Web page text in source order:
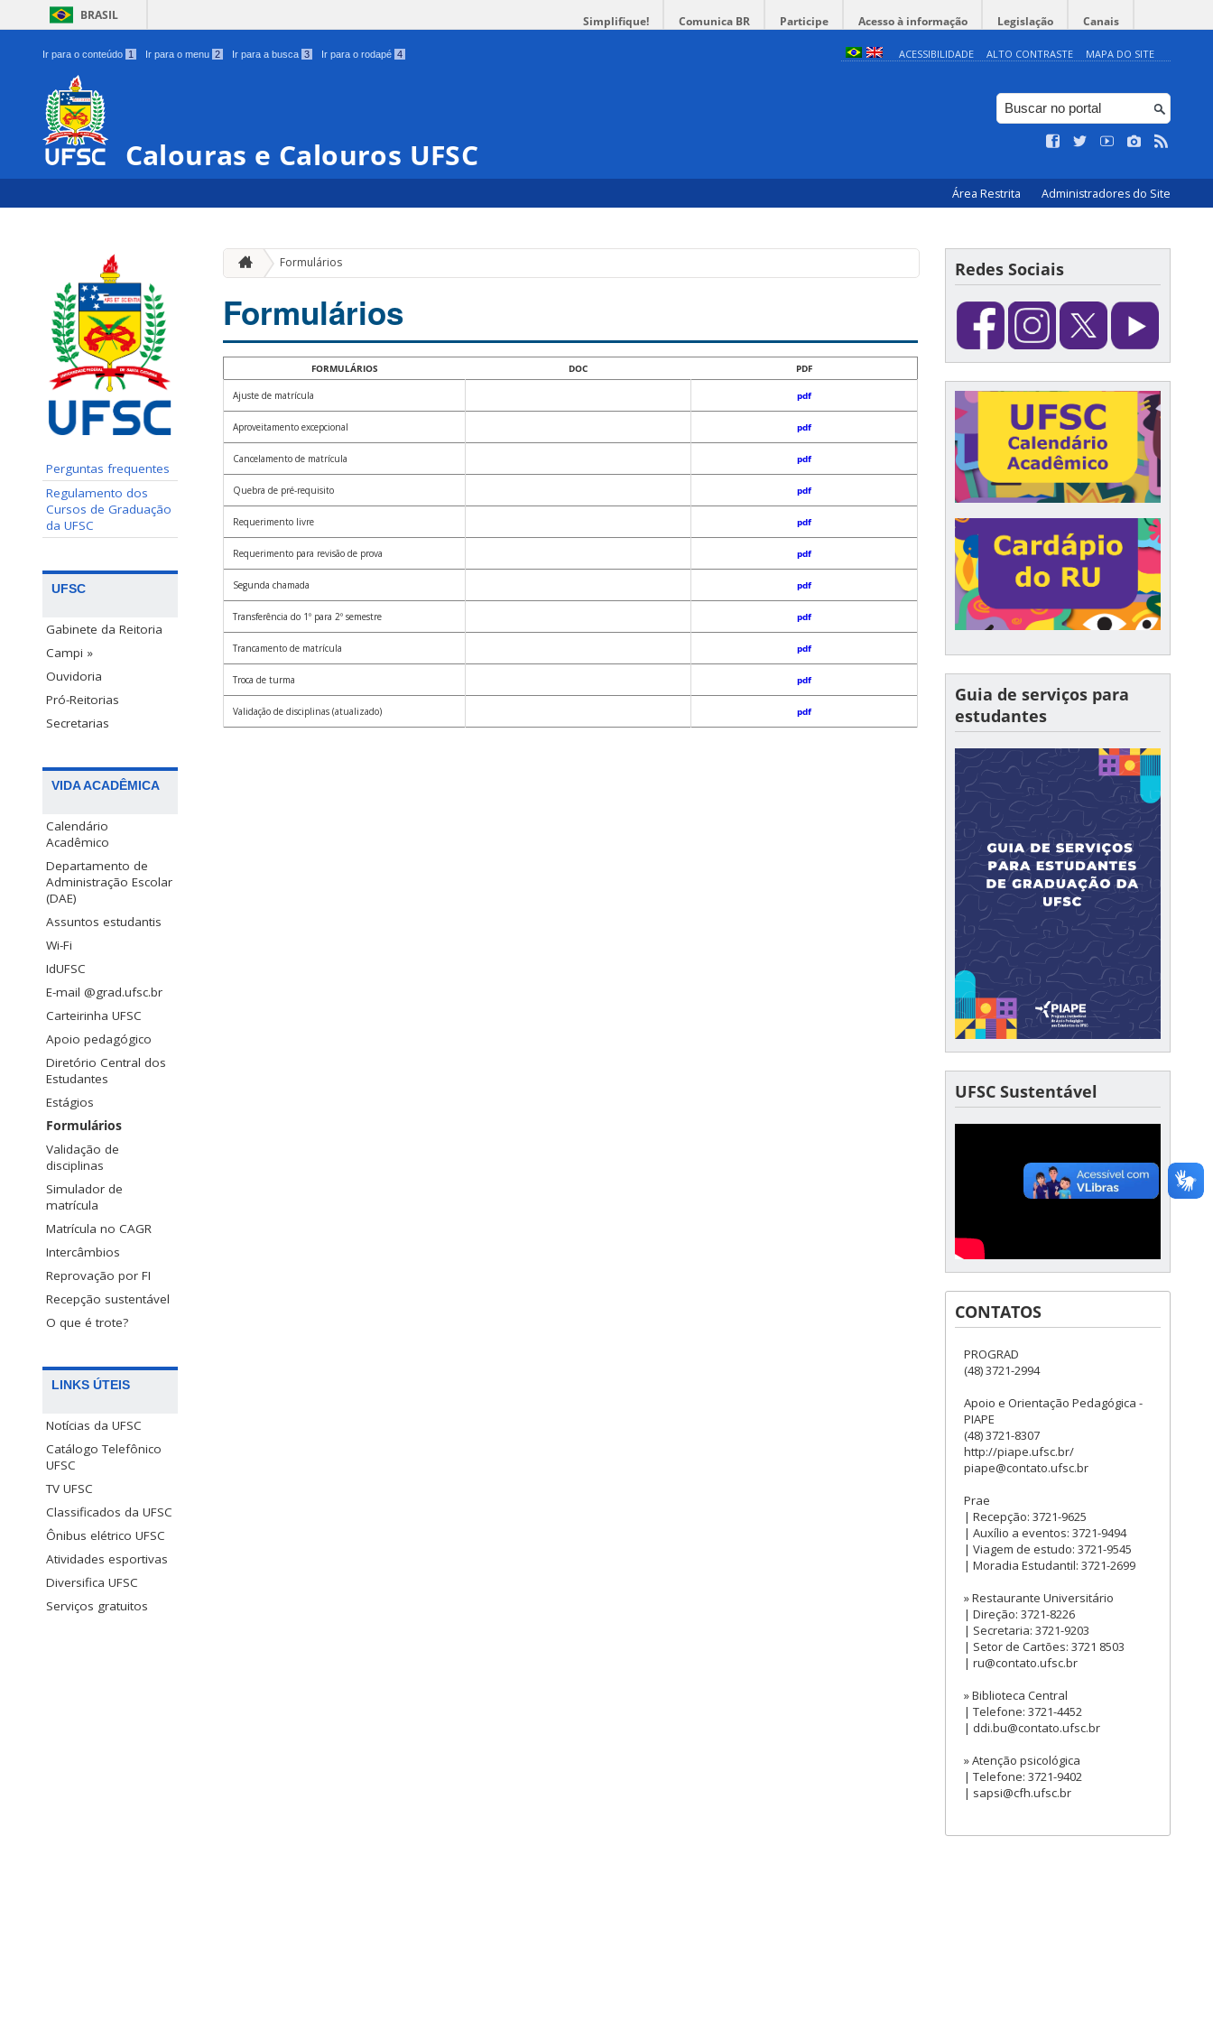
BRASIL Simplifique! Comunica BR Participe Acesso à informação Legislação Canais
Ir para o conteúdo 1 Ir para o menu 2 Ir para a busca 3 Ir para o rodapé 4 ACESSIBILIDADE ALTO CONTRASTE MAPA DO SITE
Calouras e Calouros UFSC
Área Restrita Administradores do Site
Perguntas frequentes
Regulamento dos
Cursos de Graduação
da UFSC
UFSC
Gabinete da Reitoria
Campi »
Ouvidoria
Pró-Reitorias
Secretarias
VIDA ACADÊMICA
Calendário
Acadêmico
Departamento de
Administração Escolar
(DAE)
Assuntos estudantis
Wi-Fi
IdUFSC
E-mail @grad.ufsc.br
Carteirinha UFSC
Apoio pedagógico
Diretório Central dos
Estudantes
Estágios
Formulários
Validação de
disciplinas
Simulador de
matrícula
Matrícula no CAGR
Intercâmbios
Reprovação por FI
Recepção sustentável
O que é trote?
LINKS ÚTEIS
Notícias da UFSC
Catálogo Telefônico
UFSC
TV UFSC
Classificados da UFSC
Ônibus elétrico UFSC
Atividades esportivas
Diversifica UFSC
Serviços gratuitos
Formulários
Formulários
FORMULÁRIOS DOC PDF
Ajuste de matrícula pdf
Aproveitamento excepcional pdf
Cancelamento de matrícula pdf
Quebra de pré-requisito pdf
Requerimento livre pdf
Requerimento para revisão de prova pdf
Segunda chamada pdf
Transferência do 1º para 2º semestre pdf
Trancamento de matrícula pdf
Troca de turma pdf
Validação de disciplinas (atualizado) pdf
Redes Sociais
Guia de serviços para
estudantes
UFSC Sustentável
CONTATOS
PROGRAD
(48) 3721-2994
Apoio e Orientação Pedagógica -
PIAPE
(48) 3721-8307
http://piape.ufsc.br/
piape@contato.ufsc.br
Prae
| Recepção: 3721-9625
| Auxílio a eventos: 3721-9494
| Viagem de estudo: 3721-9545
| Moradia Estudantil: 3721-2699
» Restaurante Universitário
| Direção: 3721-8226
| Secretaria: 3721-9203
| Setor de Cartões: 3721 8503
| ru@contato.ufsc.br
» Biblioteca Central
| Telefone: 3721-4452
| ddi.bu@contato.ufsc.br
» Atenção psicológica
| Telefone: 3721-9402
| sapsi@cfh.ufsc.br